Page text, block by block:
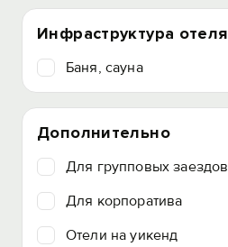
Инфраструктура отеля
Баня, сауна
Дополнительно
Для групповых заездов
Для корпоратива
Отели на уикенд